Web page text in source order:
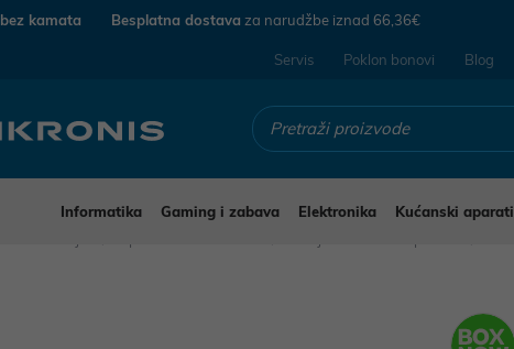
bez kamata Besplatna dostava za narudžbe iznad 66,36€
Servis Poklon bonovi Blog
Informatika Gaming i zabava Elektronika Kućanski aparati